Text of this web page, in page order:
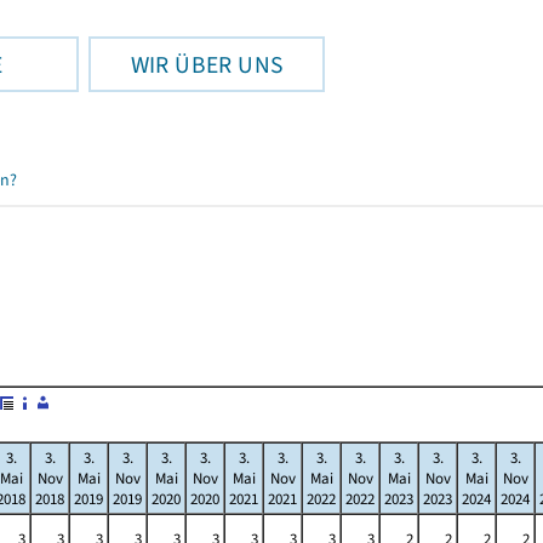
WIR ÜBER UNS
3.
Mai
3.
Nov
2018
3.
Mai
2019
3.
Nov
2019
3.
Mai
2020
3.
Nov
2020
3.
Mai
2021
3.
Nov
2021
3.
Mai
2022
3.
Nov
2022
3.
Mai
2023
3.
Nov
2023
3.
Mai
2024
3.
Nov
2024
3 3 3 3 3 3 3 3 3 3 2 2 2
2